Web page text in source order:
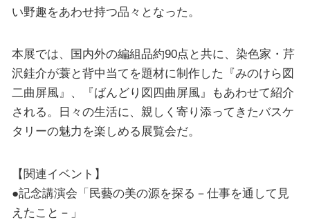
い野趣をあわせ持つ品々となった。
本展では、国内外の編組品約90点と共に、染色家・芹
沢銈介が蓑と背中当てを題材に制作した『みのけら図
二曲屏風』、『ばんどり図四曲屏風』もあわせて紹介
される。日々の生活に、親しく寄り添ってきたバスケ
タリーの魅力を楽しめる展覧会だ。
【関連イベント】
●記念講演会「民藝の美の源を探る－仕事を通して見
えたこと－」